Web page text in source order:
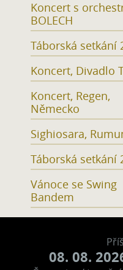
Koncert s
BOLECH
Táborská setkání
Koncert, Divadlo
Koncert, Regen,
Německo
Sighiosara,
Táborská setkání
Vánoce se Swing
Bandem
08. 08.